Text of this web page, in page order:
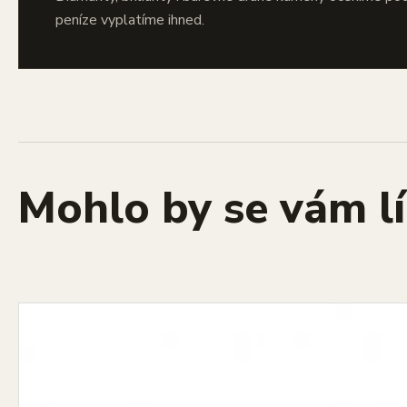
peníze vyplatíme ihned.
Mohlo by se vám